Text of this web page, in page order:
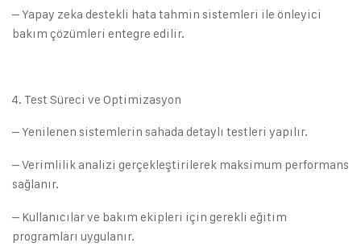
– Yapay zeka destekli hata tahmin sistemleri ile önleyici
bakım çözümleri entegre edilir.
Test Süreci ve Optimizasyon
– Yenilenen sistemlerin sahada detaylı testleri yapılır.
– Verimlilik analizi gerçekleştirilerek maksimum performans
sağlanır.
– Kullanıcılar ve bakım ekipleri için gerekli eğitim
programları uygulanır.